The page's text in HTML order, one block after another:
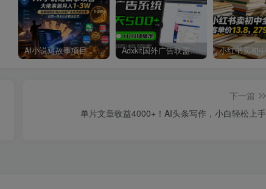
AI小说短故事项目，大佬亲测月入1-3W，零基础教你用AI批量产出优质短故事，实现一稿多吃多渠道变现 Adxkit国外广告联盟系统，一天上500+广告，让你的投放更加高效简单！
下一篇
单片文章收益4000+！AI头条写作，小白轻松上手